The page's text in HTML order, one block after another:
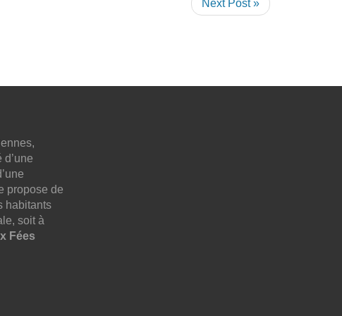
Next Post »
propose de
habitants
soit à
Fées